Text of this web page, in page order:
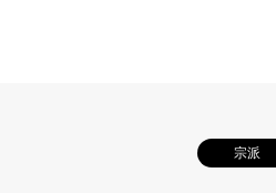
宗派